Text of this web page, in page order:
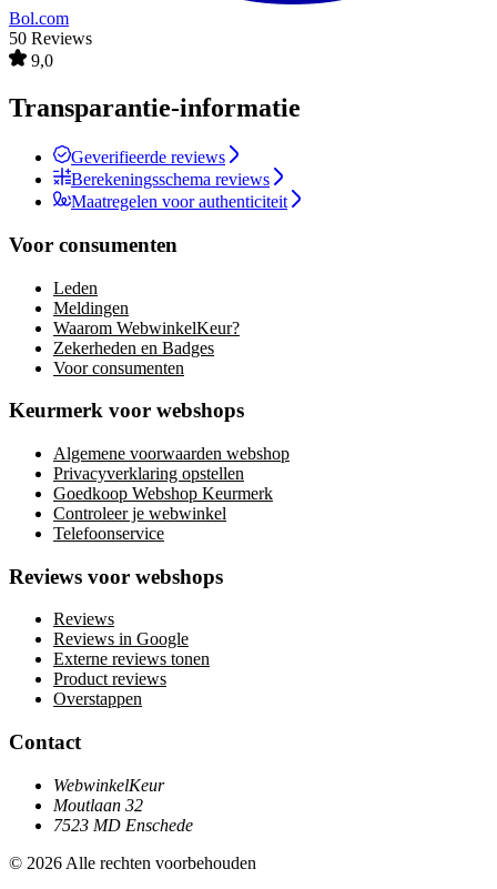
Bol.com
50 Reviews
9,0
Transparantie-informatie
Geverifieerde reviews
Berekeningsschema reviews
Maatregelen voor authenticiteit
Voor consumenten
Leden
Meldingen
Waarom WebwinkelKeur?
Zekerheden en Badges
Voor consumenten
Keurmerk voor webshops
Algemene voorwaarden webshop
Privacyverklaring opstellen
Goedkoop Webshop Keurmerk
Controleer je webwinkel
Telefoonservice
Reviews voor webshops
Reviews
Reviews in Google
Externe reviews tonen
Product reviews
Overstappen
Contact
WebwinkelKeur
Moutlaan 32
7523 MD Enschede
© 2026 Alle rechten voorbehouden